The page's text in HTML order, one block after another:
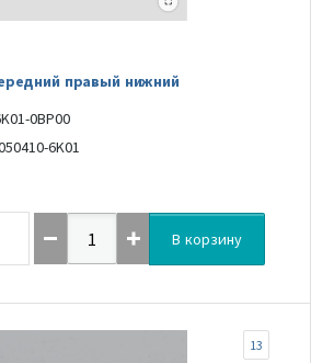
правый нижний
0BP00
6K01
В корзину
13